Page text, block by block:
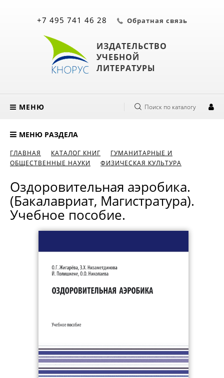
ИЗДАТЕЛЬСТВО
УЧЕБНОЙ
ЛИТЕРАТУРЫ
+7 495 741 46 28 Обратная связь
МЕНЮ Поиск по каталогу
МЕНЮ РАЗДЕЛА
ГЛАВНАЯ КАТАЛОГ КНИГ
ГУМАНИТАРНЫЕ И
ОБЩЕСТВЕННЫЕ НАУКИ
ФИЗИЧЕСКАЯ КУЛЬТУРА
Оздоровительная аэробика.
(Бакалавриат, Магистратура).
Учебное пособие.